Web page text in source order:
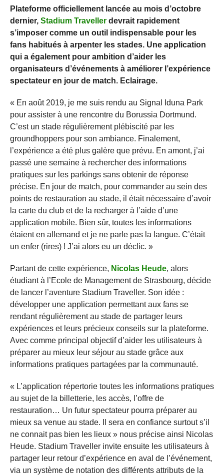
Plateforme officiellement lancée au mois d’octobre
dernier, Stadium Travellerdevrait rapidement
s’imposer comme un outil indispensable pour les
fans habitués à arpenter les stades. Une application
qui a également pour ambition d’aider les
organisateurs d’événements à améliorer l’expérience
spectateur en jour de match. Eclairage.
« En août 2019, je me suis rendu au Signal Iduna Park
pour assister à une rencontre du Borussia Dortmund.
C’est un stade régulièrement plébiscité par les
groundhoppers pour son ambiance. Finalement,
l’expérience a été plus galère que prévu. En amont, j’ai
passé une semaine à rechercher des informations
pratiques sur les parkings sans obtenir de réponse
précise. En jour de match, pour commander au sein des
points de restauration au stade, il était nécessaire d’avoir
la carte du club et de la recharger à l’aide d’une
application mobile. Bien sûr, toutes les informations
étaient en allemand et je ne parle pas la langue. C’était
un enfer (rires) ! J’ai alors eu un déclic. »
Partant de cette expérience, Nicolas Heude, alors
étudiant à l’Ecole de Management de Strasbourg, décide
de lancer l’aventure Stadium Traveller. Son idée :
développer une application permettant aux fans se
rendant régulièrement au stade de partager leurs
expériences et leurs précieux conseils sur la plateforme.
Avec comme principal objectif d’aider les utilisateurs à
préparer au mieux leur séjour au stade grâce aux
informations pratiques partagées par la communauté.
« L’application répertorie toutes les informations pratiques
au sujet de la billetterie, les accès, l’offre de
restauration… Un futur spectateur pourra préparer au
mieux sa venue au stade. Il sera en confiance surtout s’il
ne connait pas bien les lieux » nous précise ainsi Nicolas
Heude. Stadium Traveller invite ensuite les utilisateurs à
partager leur retour d’expérience en aval de l’événement,
via un système de notation des différents attributs de la